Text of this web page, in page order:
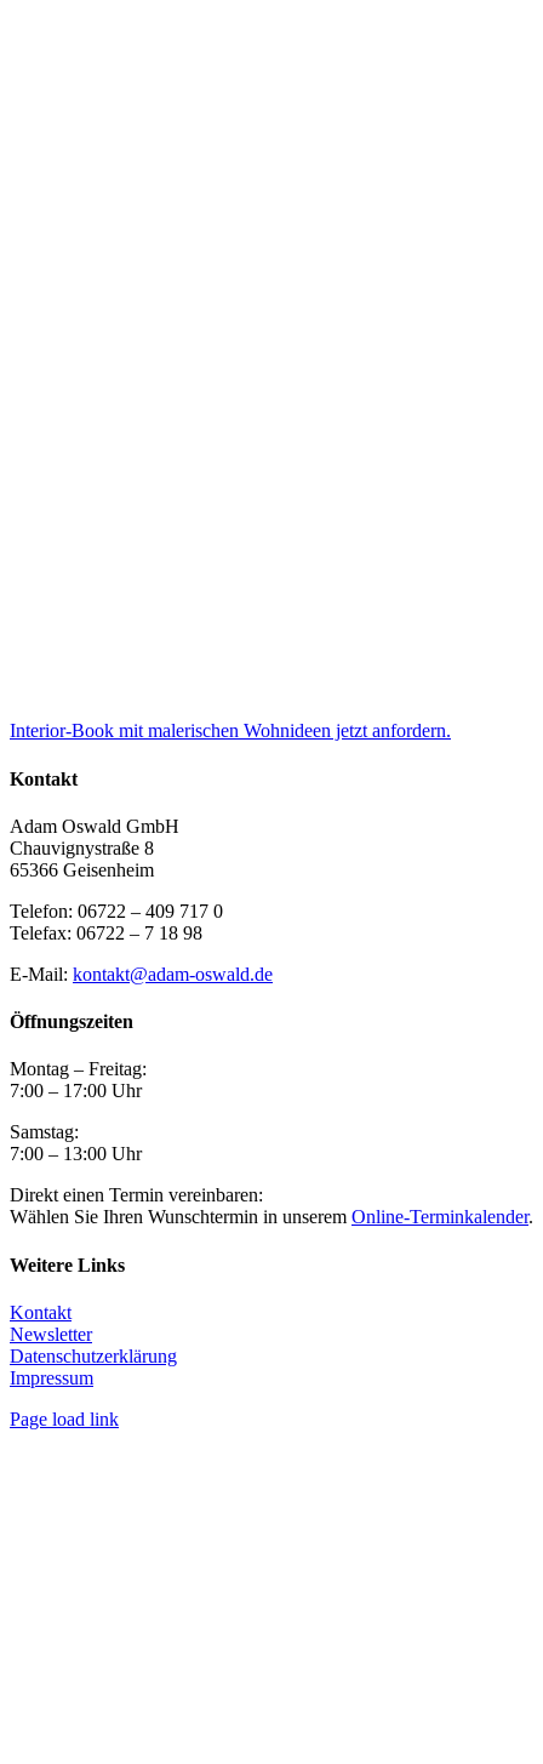
Interior-Book mit malerischen Wohnideen jetzt anfordern.
Kontakt
Adam Oswald GmbH
Chauvignystraße 8
65366 Geisenheim
Telefon: 06722 – 409 717 0
Telefax: 06722 – 7 18 98
E-Mail: kontakt@adam-oswald.de
Öffnungszeiten
Montag – Freitag:
7:00 – 17:00 Uhr
Samstag:
7:00 – 13:00 Uhr
Direkt einen Termin vereinbaren:
Wählen Sie Ihren Wunschtermin in unserem Online-Terminkalender.
Weitere Links
Kontakt
Newsletter
Datenschutzerklärung
Impressum
Page load link